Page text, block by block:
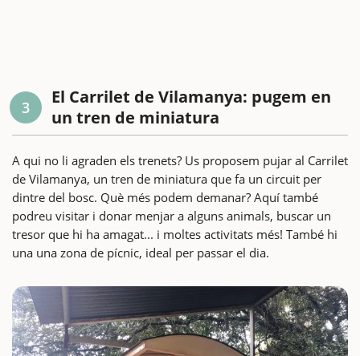
3
El Carrilet de Vilamanya: pugem en
un tren de miniatura
A qui no li agraden els trenets? Us proposem pujar al Carrilet
de Vilamanya, un tren de miniatura que fa un circuit per
dintre del bosc. Què més podem demanar? Aquí també
podreu visitar i donar menjar a alguns animals, buscar un
tresor que hi ha amagat... i moltes activitats més! També hi
una una zona de pícnic, ideal per passar el dia.